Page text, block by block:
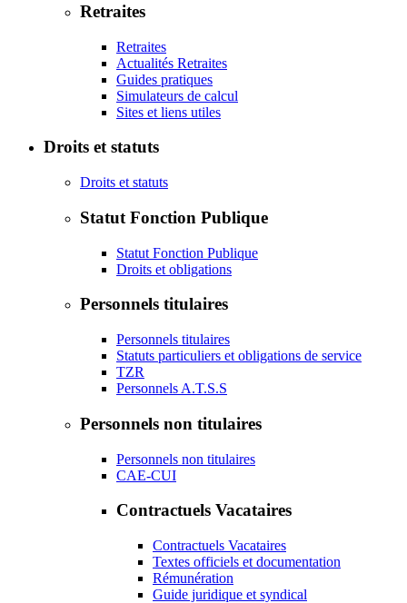
Retraites
Retraites
Actualités Retraites
Guides pratiques
Simulateurs de calcul
Sites et liens utiles
Droits et statuts
Droits et statuts
Statut Fonction Publique
Statut Fonction Publique
Droits et obligations
Personnels titulaires
Personnels titulaires
Statuts particuliers et obligations de service
TZR
Personnels A.T.S.S
Personnels non titulaires
Personnels non titulaires
CAE-CUI
Contractuels Vacataires
Contractuels Vacataires
Textes officiels et documentation
Rémunération
Guide juridique et syndical